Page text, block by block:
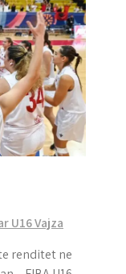
U16 Vajza
renditet ne